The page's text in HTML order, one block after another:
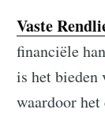
Vaste
financiële
is het bieden
waardoor